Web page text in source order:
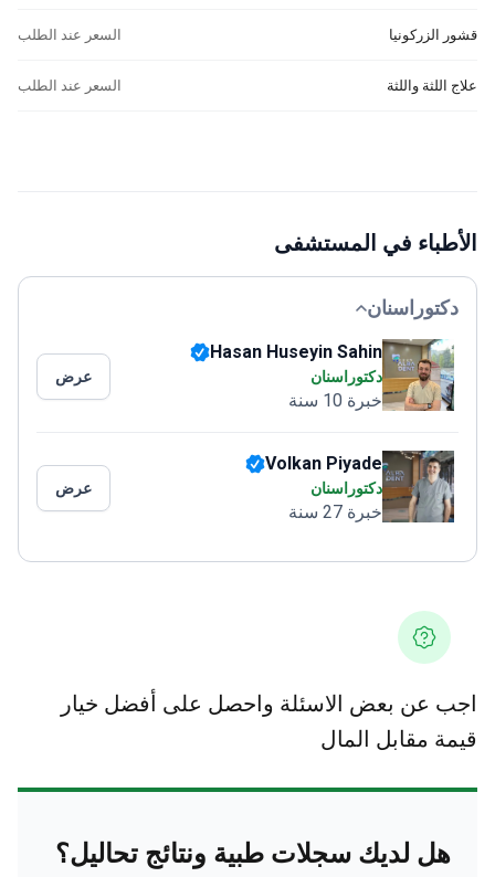
قشور الزركونيا السعر عند الطلب
علاج اللثة واللثة السعر عند الطلب
الأطباء في المستشفى
دكتوراسنان
Hasan Huseyin Sahin
دكتوراسنان
خبرة 10 سنة
عرض
Volkan Piyade
دكتوراسنان
خبرة 27 سنة
عرض
اجب عن بعض الاسئلة واحصل على أفضل خيار
قيمة مقابل المال
هل لديك سجلات طبية ونتائج تحاليل؟